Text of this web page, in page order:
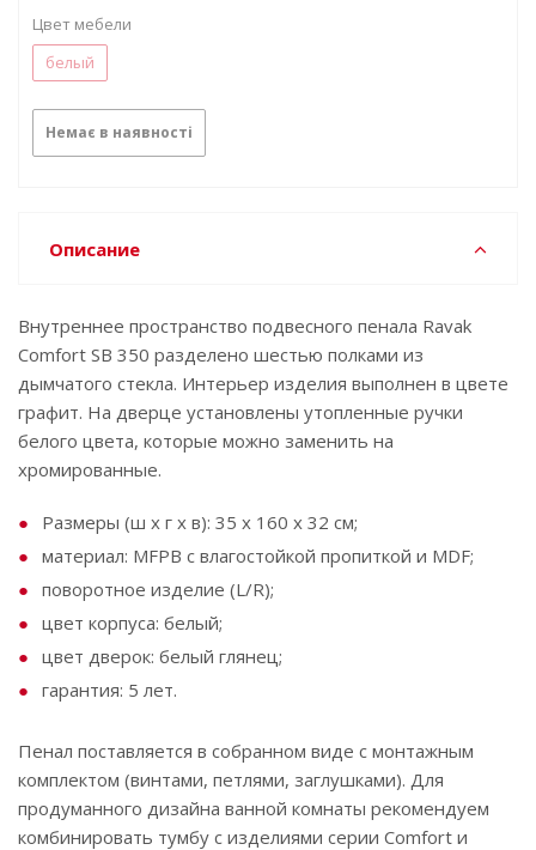
Цвет мебели
белый
Немає в наявності
Описание
Внутреннее пространство подвесного пенала Ravak
Comfort SB 350 разделено шестью полками из
дымчатого стекла. Интерьер изделия выполнен в цвете
графит. На дверце установлены утопленные ручки
белого цвета, которые можно заменить на
хромированные.
Размеры (ш x г x в): 35 x 160 x 32 см;
материал: MFPB с влагостойкой пропиткой и MDF;
поворотное изделие (L/R);
цвет корпуса: белый;
цвет дверок: белый глянец;
гарантия: 5 лет.
Пенал поставляется в собранном виде с монтажным
комплектом (винтами, петлями, заглушками). Для
продуманного дизайна ванной комнаты рекомендуем
комбинировать тумбу с изделиями серии Comfort и